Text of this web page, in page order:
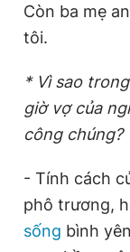
Còn ba mẹ
tôi.
* Vì sao
giờ vợ của
công chúng?
- Tính cách
phô trương,
sống bình